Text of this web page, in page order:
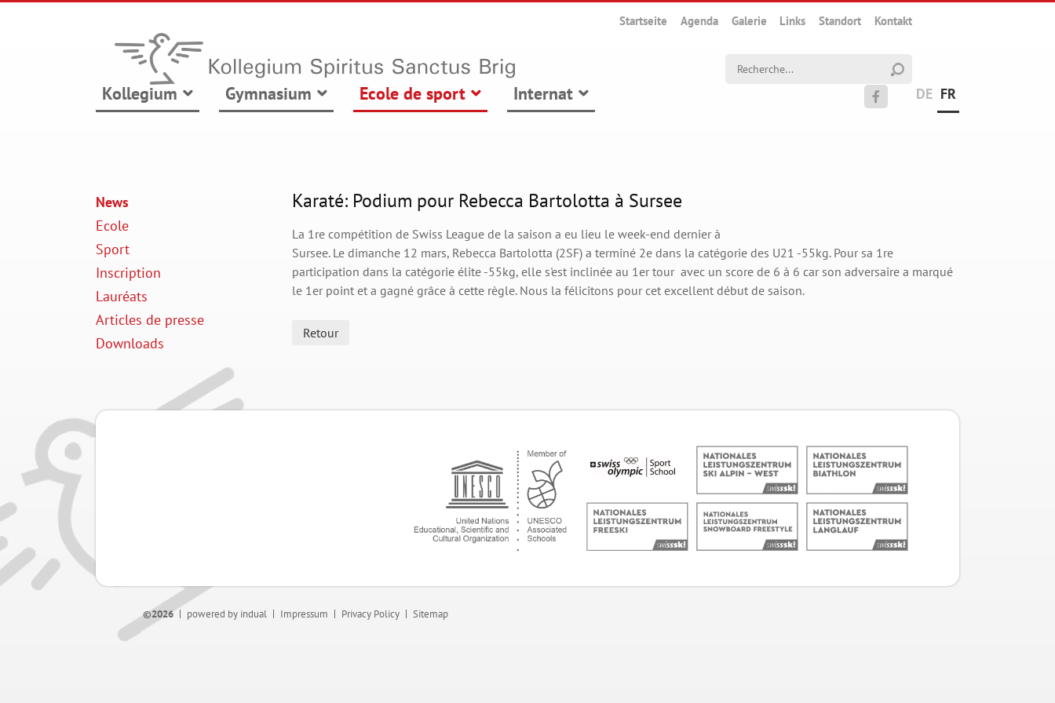
Startseite Agenda Galerie Links Standort Kontakt
Chaine de recherche (au moins
Kollegium Gymnasium Ecole de sport Internat DE FR

News
Ecole
Sport
Inscription
Lauréats
Articles de presse
Downloads
Karaté: Podium pour Rebecca Bartolotta à Sursee
La 1re compétition de Swiss League de la saison a eu lieu le week-end dernier à
Sursee. Le dimanche 12 mars, Rebecca Bartolotta (2SF) a terminé 2e dans la catégorie des U21 -55kg. Pour sa 1re
participation dans la catégorie élite -55kg, elle s'est inclinée au 1er tour avec un score de 6 à 6 car son adversaire a marqué
le 1er point et a gagné grâce à cette règle. Nous la félicitons pour cet excellent début de saison.
Retour
©2026 powered by indual Impressum Privacy Policy Sitemap